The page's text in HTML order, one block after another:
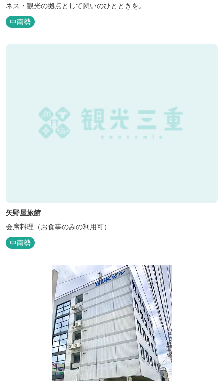
ネス・観光の拠点として憩いのひとときを。
中南勢
矢野屋旅館
会席料理（お食事のみの利用可）
中南勢